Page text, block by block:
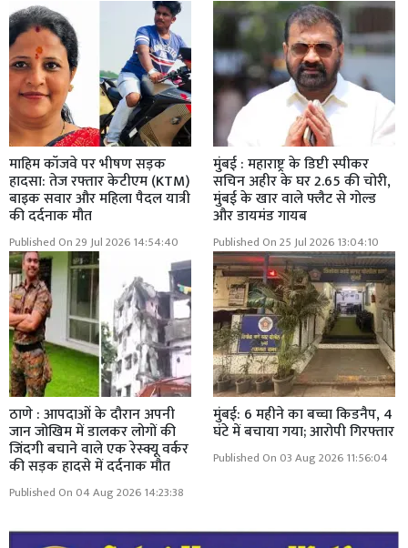
माहिम कॉजवे पर भीषण सड़क
हादसा: तेज रफ्तार केटीएम (KTM)
बाइक सवार और महिला पैदल यात्री
की दर्दनाक मौत
Published On 29 Jul 2026 14:54:40
मुंबई : महाराष्ट्र के डिप्टी स्पीकर
सचिन अहीर के घर 2.65 की चोरी,
मुंबई के खार वाले फ्लैट से गोल्ड
और डायमंड गायब
Published On 25 Jul 2026 13:04:10
ठाणे : आपदाओं के दौरान अपनी
जान जोखिम में डालकर लोगों की
जिंदगी बचाने वाले एक रेस्क्यू वर्कर
की सड़क हादसे में दर्दनाक मौत
Published On 04 Aug 2026 14:23:38
मुंबई: 6 महीने का बच्चा किडनैप, 4
घंटे में बचाया गया; आरोपी गिरफ्तार
Published On 03 Aug 2026 11:56:04